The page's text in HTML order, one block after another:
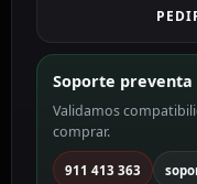
Soporte
Validamos
comprar.
911 413 363